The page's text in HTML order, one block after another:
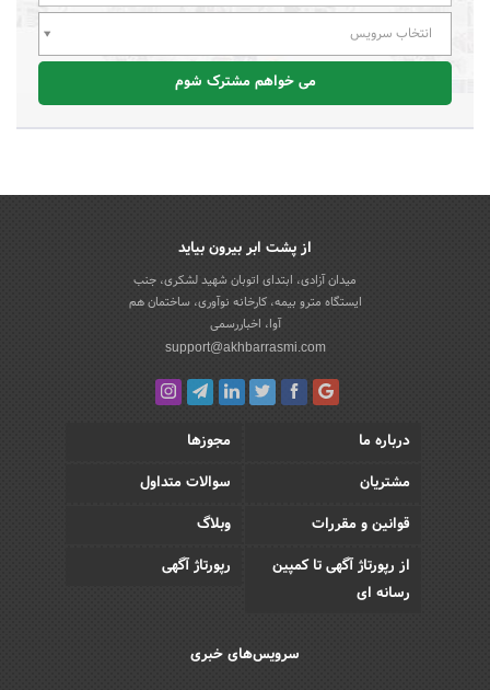
انتخاب سرویس
می خواهم مشترک شوم
از پشت ابر بیرون بیاید
میدان آزادی، ابتدای اتوبان شهید لشکری، جنب
ایستگاه مترو بیمه، کارخانه نوآوری، ساختمان هم
آوا، اخباررسمی
support@akhbarrasmi.com
درباره ما
مجوزها
مشتریان
سوالات متداول
قوانین و مقررات
وبلاگ
از رپورتاژ آگهی تا کمپین
رسانه ای
رپورتاژ آگهی
سرویس‌های خبری